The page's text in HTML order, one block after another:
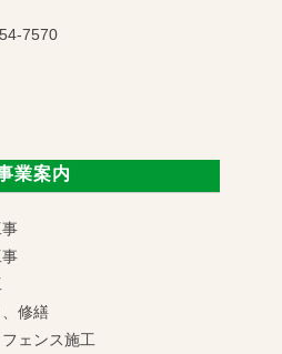
7570
業案内
修繕
ェンス施工